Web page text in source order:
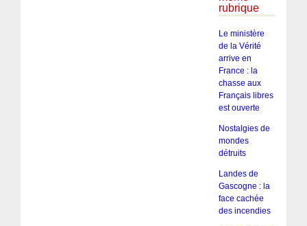
rubrique
Le ministère
de la Vérité
arrive en
France : la
chasse aux
Français libres
est ouverte
Nostalgies de
mondes
détruits
Landes de
Gascogne : la
face cachée
des incendies